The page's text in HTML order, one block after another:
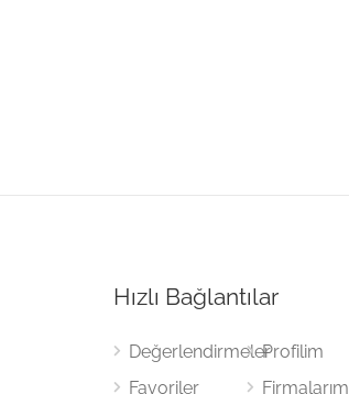
Hızlı Bağlantılar
Değerlendirmeler
Favoriler
Profilim
Firmalarım